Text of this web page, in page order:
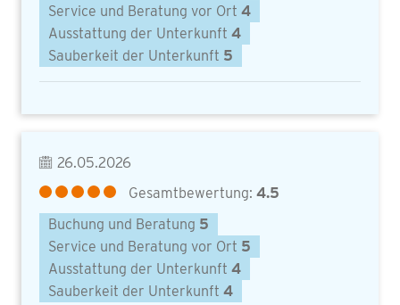
Service und Beratung vor Ort 4
Ausstattung der Unterkunft 4
Sauberkeit der Unterkunft 5
26.05.2026
Gesamtbewertung: 4.5
Buchung und Beratung 5
Service und Beratung vor Ort 5
Ausstattung der Unterkunft 4
Sauberkeit der Unterkunft 4